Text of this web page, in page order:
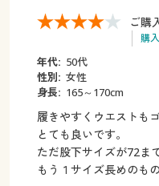
ご購
購
年代: 50代
性別: 女性
身長: 165～170cm
履きやすくウエストも
とても良いです。
ただ股下サイズが72ま
もう１サイズ長めのも